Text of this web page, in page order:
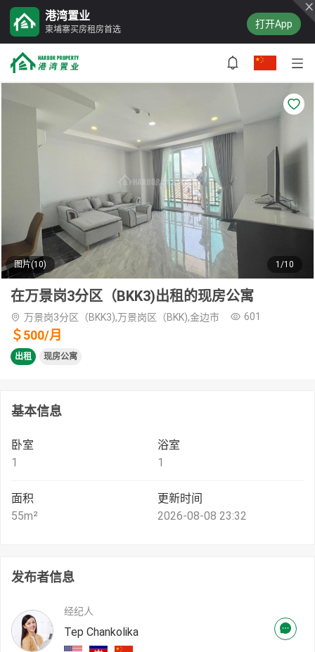
港湾置业
柬埔寨买房租房首选 打开App
图片(10) 1/10
在万景岗3分区（BKK3)出租的现房公寓
万景岗3分区（BKK3),万景岗区（BKK),金边市 601
＄500/月
出租 现房公寓
基本信息
卧室
1
浴室
1
面积
55m²
更新时间
2026-08-08 23:32
发布者信息
经纪人
Tep Chankolika